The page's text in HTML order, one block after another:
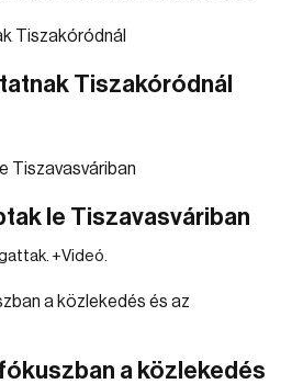
Tiszakóródnál
le Tiszavasváriban
+Videó.
a közlekedés